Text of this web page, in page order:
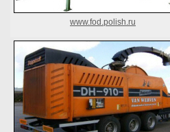
www.fod.polish.ru